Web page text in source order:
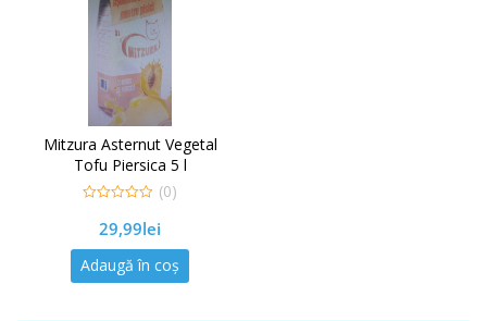
Mitzura Asternut Vegetal
Tofu Piersica 5 l
5
(0)
29,99lei
Adaugă în coș